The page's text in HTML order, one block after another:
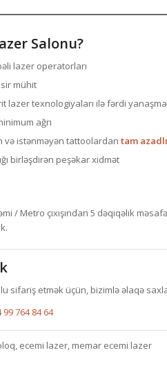
Salonu?
lazer operatorları
mühit
lazer texnologiyaları ilə fərdi yanaşma
ağrı
və istənməyən tattoolardan tam
birləşdirən peşəkar xidmət
/ Metro çıxışından 5 dəqiqəlik
sifariş etmək üçün, bizimlə əlaqə
99 764 84 64
ecemi lazer, memar ecemi lazer